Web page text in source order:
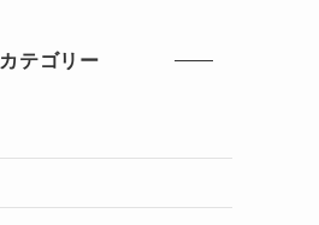
カテゴリー